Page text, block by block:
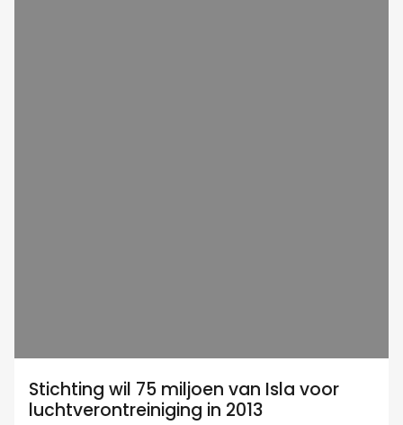
Stichting wil 75 miljoen van Isla voor
luchtverontreiniging in 2013